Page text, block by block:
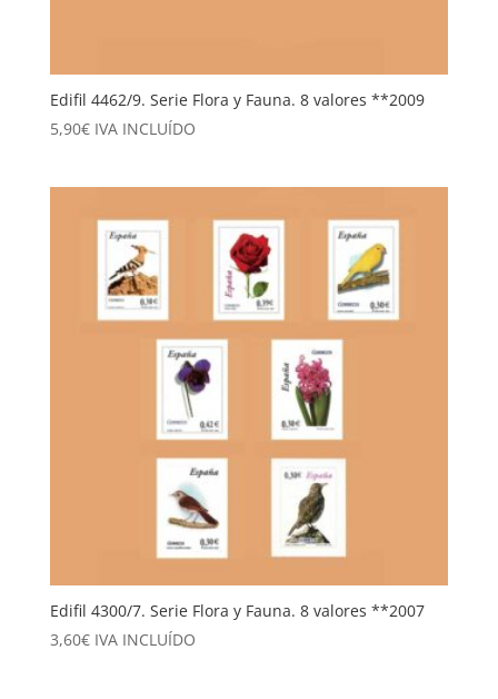
Edifil 4462/9. Serie Flora y Fauna. 8 valores **2009
5,90€ IVA INCLUÍDO
Edifil 4300/7. Serie Flora y Fauna. 8 valores **2007
3,60€ IVA INCLUÍDO